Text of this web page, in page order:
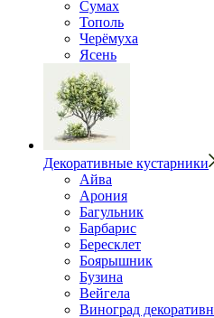
Сумах
Тополь
Черёмуха
Ясень
Декоративные кустарники
Айва
Арония
Багульник
Барбарис
Бересклет
Боярышник
Бузина
Вейгела
Виноград